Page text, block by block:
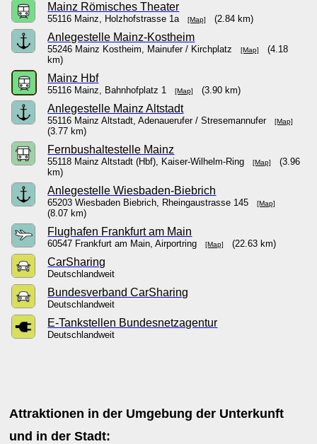
Mainz Römisches Theater
55116 Mainz, Holzhofstrasse 1a[Map] (2.84 km)
Anlegestelle Mainz-Kostheim
55246 Mainz Kostheim, Mainufer / Kirchplatz[Map]
(4.18
km)
Mainz Hbf
55116 Mainz, Bahnhofplatz 1[Map] (3.90 km)
Anlegestelle Mainz Altstadt
55116 Mainz Altstadt, Adenauerufer / Stresemannufer[Map]
(3.77 km)
Fernbushaltestelle Mainz
55118 Mainz Altstadt (Hbf), Kaiser-Wilhelm-Ring[Map]
(3.96
km)
Anlegestelle Wiesbaden-Biebrich
65203 Wiesbaden Biebrich, Rheingaustrasse 145[Map]
(8.07 km)
Flughafen Frankfurt am Main
60547 Frankfurt am Main, Airportring[Map] (22.63 km)
CarSharing
Deutschlandweit
Bundesverband CarSharing
Deutschlandweit
E-Tankstellen Bundesnetzagentur
Deutschlandweit
Attraktionen in der Umgebung der Unterkunft
und in der Stadt: